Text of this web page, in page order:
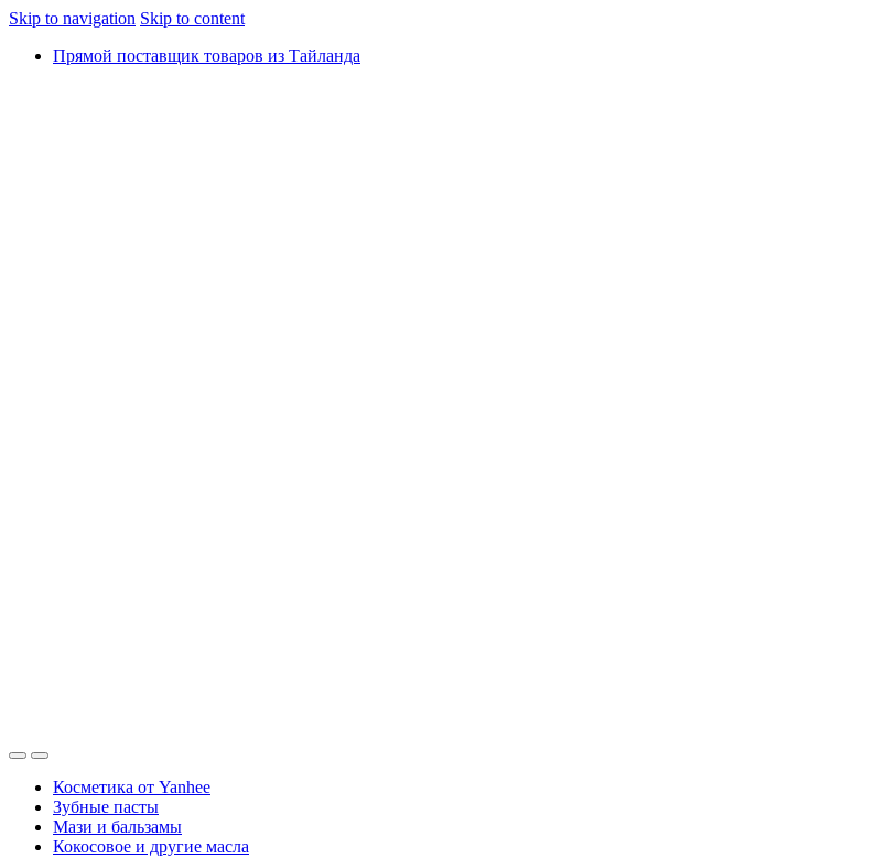
Skip to navigation Skip to content
Прямой поставщик товаров из Тайланда
Косметика от Yanhee
Зубные пасты
Мази и бальзамы
Кокосовое и другие масла